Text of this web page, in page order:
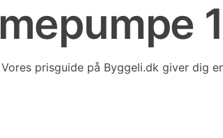
prisguide på Byggeli.dk giver dig